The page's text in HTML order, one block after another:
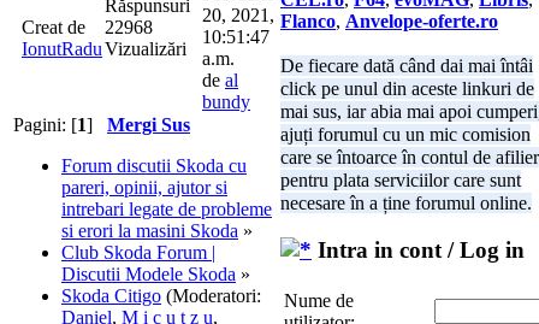
Creat de
IonutRadu
Răspunsuri
22968
Vizualizări
20, 2021,
10:51:47
a.m.
de al
bundy
Pagini: [1] Mergi Sus
Forum discutii Skoda cu
pareri, opinii, ajutor si
intrebari legate de probleme
si erori la masini Skoda »
Club Skoda Forum |
Discutii Modele Skoda »
Skoda Citigo (Moderatori:
Daniel, M i c u t z u,
Flanco, Anvelope-oferte.ro
De fiecare dată când dai mai întâi
click pe unul din aceste linkuri de
mai sus, iar abia mai apoi
ajuți forumul cu un mic comision
care se întoarce în contul de
pentru plata serviciilor care sunt
necesare în a ține forumul online.
Intra in cont / Log in
Nume de